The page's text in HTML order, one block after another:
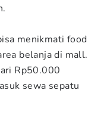
menikmati food
belanja di mall.
Rp50.000
sewa sepatu